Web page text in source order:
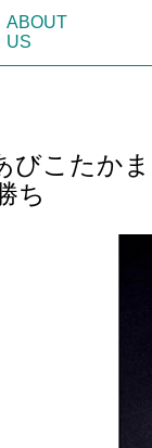
ABOUT
US
びこたか
ち